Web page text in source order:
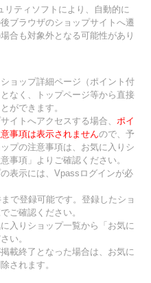
ティソフトにより、自動的に
ブラウザのショップサイトへ遷
合も対象外となる可能性があり
ョップ詳細ページ（ポイント付
なく、トップページ等から直接
ができます。
イトへアクセスする場合、 ポイ
事項は表示されませんので、予
プの注意事項は、お気に入りシ
事項」よりご確認ください。
表示には、Vpassログインが必
で登録可能です。登録したショ
ご確認ください。
入りショップ一覧から「お気に
い。
載終了となった場合は、お気に
されます。